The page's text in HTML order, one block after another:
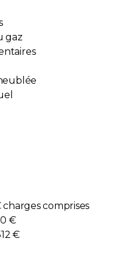
gaz
charges comprises
€
€